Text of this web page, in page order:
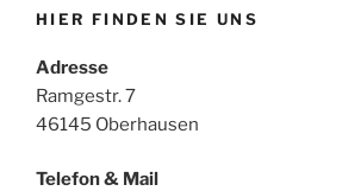
HIER FINDEN SIE UNS
Adresse
Ramgestr. 7
46145 Oberhausen
Telefon & Mail